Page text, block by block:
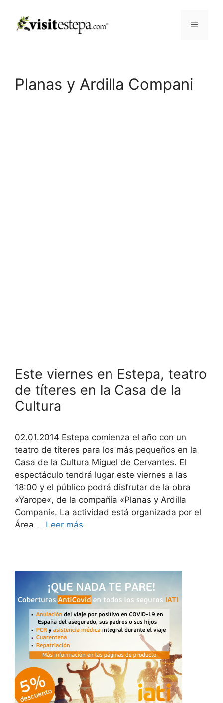
contenido
Menú
Planas y Ardilla Compani
Este viernes en Estepa, teatro
de títeres en la Casa de la
Cultura
02.01.2014 Estepa comienza el año con un
teatro de títeres para los más pequeños en la
Casa de la Cultura Miguel de Cervantes. El
espectáculo tendrá lugar este viernes a las
18:00 y el público podrá disfrutar de la obra
«Yarope«, de la compañía «Planas y Ardilla
Compani«. La actividad está organizada por el
Área … Leer más